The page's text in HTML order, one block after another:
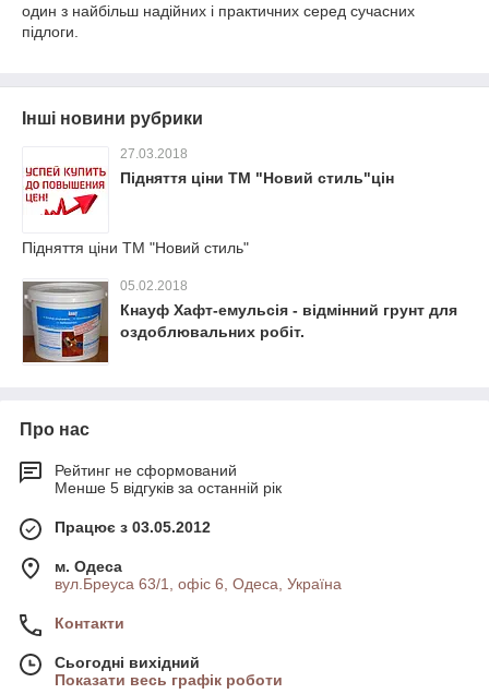
один з найбільш надійних і практичних серед сучасних
підлоги.
Інші новини рубрики
27.03.2018
Підняття ціни ТМ "Новий стиль"цін
Підняття ціни ТМ "Новий стиль"
05.02.2018
Кнауф Хафт-емульсія - відмінний грунт для
оздоблювальних робіт.
Про нас
Рейтинг не сформований
Менше 5 відгуків за останній рік
Працює з 03.05.2012
м. Одеса
вул.Бреуса 63/1, офіс 6, Одеса, Україна
Контакти
Сьогодні вихідний
Показати весь графік роботи